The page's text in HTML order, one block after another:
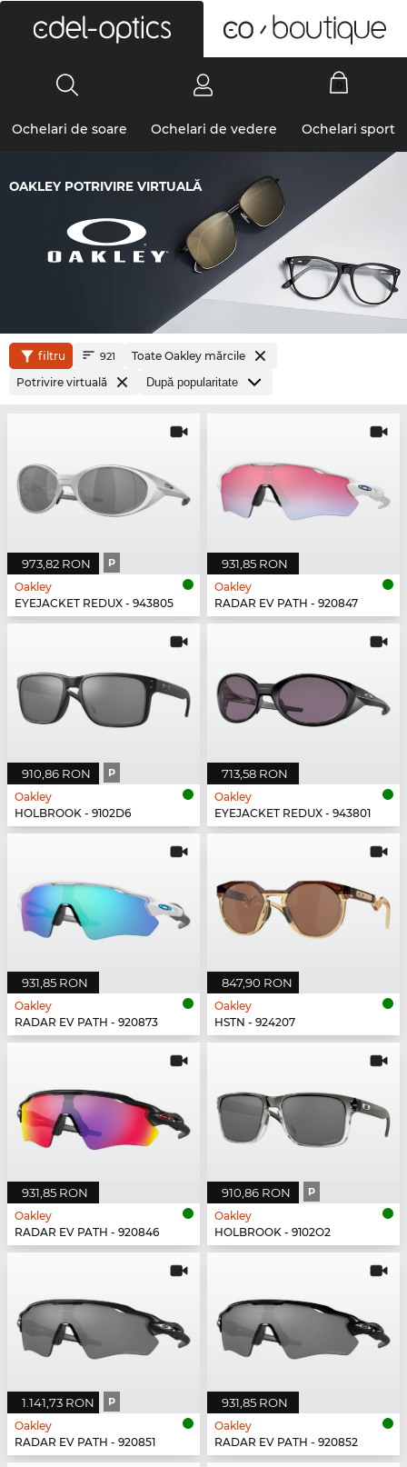
Ochelari de soare Ochelari de vedere Ochelari sport
OAKLEY POTRIVIRE VIRTUALĂ
filtru 921
Toate Oakley mărcile
Potrivire virtuală
973,82 RON P
Oakley
EYEJACKET REDUX - 943805
931,85 RON
Oakley
RADAR EV PATH - 920847
910,86 RON P
Oakley
HOLBROOK - 9102D6
713,58 RON
Oakley
EYEJACKET REDUX - 943801
931,85 RON
Oakley
RADAR EV PATH - 920873
847,90 RON
Oakley
HSTN - 924207
931,85 RON
Oakley
RADAR EV PATH - 920846
910,86 RON P
Oakley
HOLBROOK - 9102O2
1.141,73 RON P
Oakley
RADAR EV PATH - 920851
931,85 RON
Oakley
RADAR EV PATH - 920852